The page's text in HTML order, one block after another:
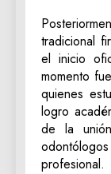
tradicional
el inicio
momento
quienes
logro
de la
profesional.